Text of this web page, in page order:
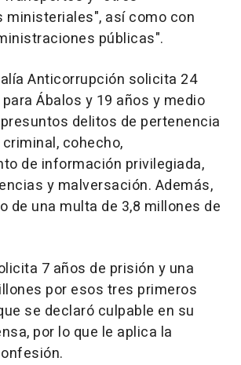
ministeriales", así como con
públicas".
Anticorrupción solicita 24
Ábalos y 19 años y medio
delitos de pertenencia
cohecho,
de información privilegiada,
y malversación. Además,
de una multa de 3,8 millones de
7 años de prisión y una
por esos tres primeros
se declaró culpable en su
por lo que le aplica la